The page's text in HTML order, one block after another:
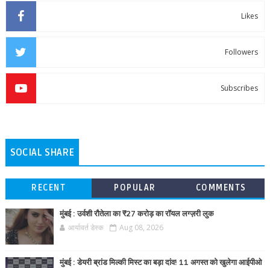
Likes
Followers
Subscribes
SOCIAL SHARE
RECENT POPULAR COMMENTS
मुंबई : उर्वशी रौतेला का ₹27 करोड़ का रॉयल लग्ज़री लुक
आर्यावर्त डेस्क Aug 08, 2026
मुंबई : डेयरी ब्रांड मिल्की मिस्ट का बड़ा दांव! 11 अगस्त को खुलेगा आईपीओ